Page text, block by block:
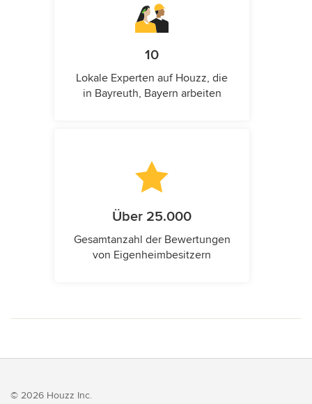
10
Lokale Experten auf Houzz, die
in Bayreuth, Bayern arbeiten
Über 25.000
Gesamtanzahl der Bewertungen
von Eigenheimbesitzern
© 2026 Houzz Inc.